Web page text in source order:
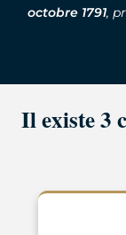
octobre 1791,
Il existe 3